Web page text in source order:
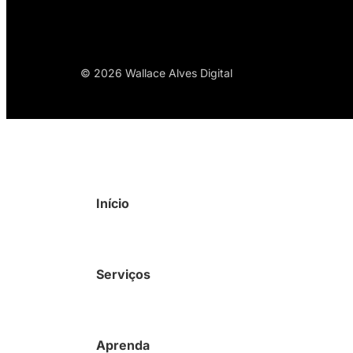
© 2026 Wallace Alves Digital
Início
Serviços
Aprenda